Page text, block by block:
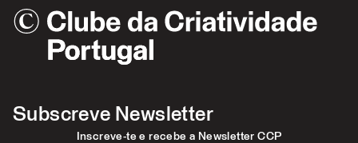
Subscreve Newsletter
Inscreve-te e recebe a Newsletter CCP